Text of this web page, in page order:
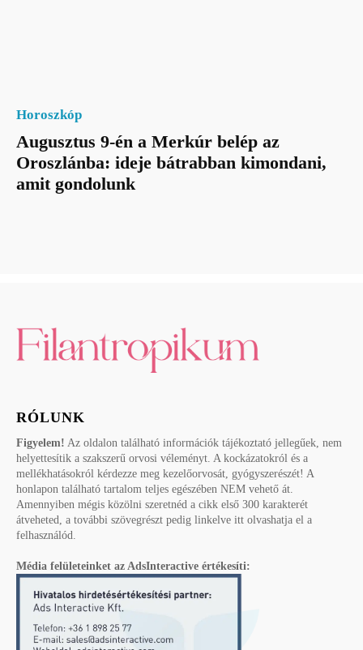
Horoszkóp
Augusztus 9-én a Merkúr belép az
Oroszlánba: ideje bátrabban kimondani,
amit gondolunk
RÓLUNK
Figyelem! Az oldalon található információk tájékoztató jellegűek, nem
helyettesítik a szakszerű orvosi véleményt. A kockázatokról és a
mellékhatásokról kérdezze meg kezelőorvosát, gyógyszerészét! A
honlapon található tartalom teljes egészében NEM vehető át.
Amennyiben mégis közölni szeretnéd a cikk első 300 karakterét
átveheted, a további szövegrészt pedig linkelve itt olvashatja el a
felhasználód.
Média felületeinket az AdsInteractive értékesíti: